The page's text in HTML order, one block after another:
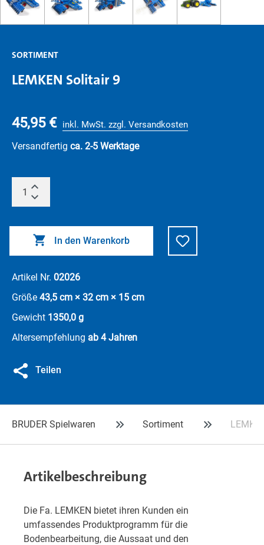
SORTIMENT
LEMKEN Solitair 9
45,95 € inkl. MwSt. zzgl. Versandkosten
Versandfertig ca. 2-5 Werktage
In den Warenkorb
Artikel Nr. 02026
Größe 43,5 cm × 32 cm × 15 cm
Gewicht 1350,0 g
Altersempfehlung ab 4 Jahren
Teilen
BRUDER Spielwaren Sortiment
Artikelbeschreibung
Die Fa. LEMKEN bietet ihren Kunden ein
umfassendes Produktprogramm für die
Bodenbearbeitung, die Aussaat und den